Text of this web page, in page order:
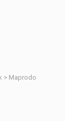
> Maprodo